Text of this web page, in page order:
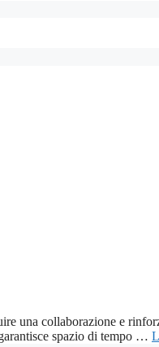
una collaborazione e
spazio di tempo …